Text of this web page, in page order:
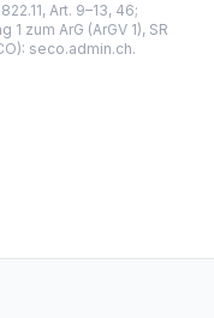
Art. 9–13, 46;
zum ArG (ArGV 1), SR
seco.admin.ch.